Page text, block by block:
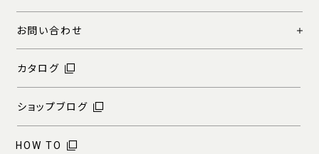
お問い合わせ
カタログ
ショップブログ
HOW TO